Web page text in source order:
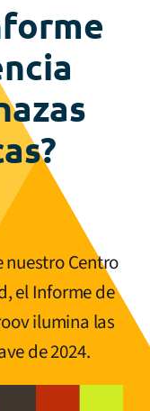
Centro
el Informe de
ilumina las
de 2024.